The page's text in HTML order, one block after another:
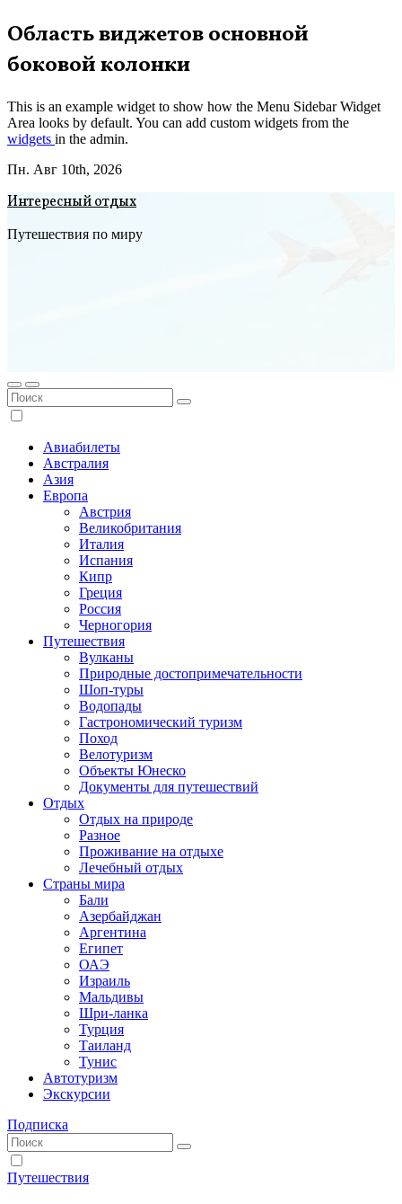
Перейти
к
содержимому
Область виджетов основной
боковой колонки
This is an example widget to show how the Menu Sidebar Widget
Area looks by default. You can add custom widgets from the
widgets in the admin.
Пн. Авг 10th, 2026
Интересный отдых
Путешествия по миру
Авиабилеты
Австралия
Азия
Европа
Австрия
Великобритания
Италия
Испания
Кипр
Греция
Россия
Черногория
Путешествия
Вулканы
Природные достопримечательности
Шоп-туры
Водопады
Гастрономический туризм
Поход
Велотуризм
Объекты Юнеско
Документы для путешествий
Отдых
Отдых на природе
Разное
Проживание на отдыхе
Лечебный отдых
Страны мира
Бали
Азербайджан
Аргентина
Египет
ОАЭ
Израиль
Мальдивы
Шри-ланка
Турция
Таиланд
Тунис
Автотуризм
Экскурсии
Подписка
Путешествия